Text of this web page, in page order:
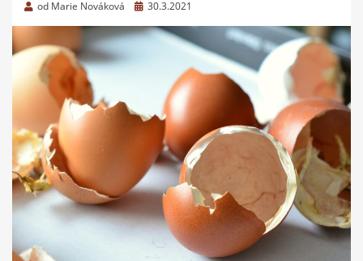
od Marie Nováková
Zveřejněno
30.3.2021